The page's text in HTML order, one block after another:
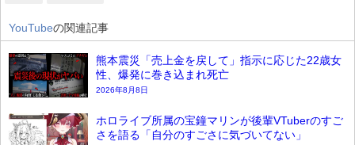
YouTubeの関連記事
熊本震災「売上金を戻して」指示に応じた22歳女
性、爆発に巻き込まれ死亡
2026年8月8日
ホロライブ所属の宝鐘マリンが後輩VTuberのすご
さを語る「自分のすごさに気づいてない」